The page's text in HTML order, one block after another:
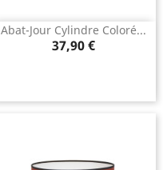
Abat-Jour Cylindre Coloré...
Prix
37,90 €